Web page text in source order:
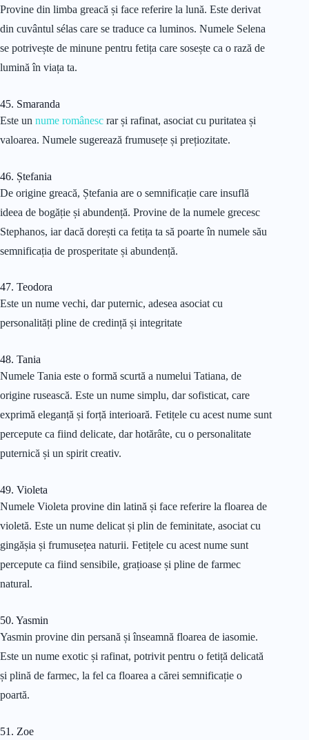
Provine din limba greacă și face referire la lună. Este derivat
din cuvântul sélas care se traduce ca luminos. Numele Selena
se potrivește de minune pentru fetița care sosește ca o rază de
lumină în viața ta.
45. Smaranda
Este un nume românesc rar și rafinat, asociat cu puritatea și
valoarea. Numele sugerează frumusețe și prețiozitate.
46. Ștefania
De origine greacă, Ștefania are o semnificație care insuflă
ideea de bogăție și abundență. Provine de la numele grecesc
Stephanos, iar dacă dorești ca fetița ta să poarte în numele său
semnificația de prosperitate și abundență.
47. Teodora
Este un nume vechi, dar puternic, adesea asociat cu
personalități pline de credință și integritate
48. Tania
Numele Tania este o formă scurtă a numelui Tatiana, de
origine rusească. Este un nume simplu, dar sofisticat, care
exprimă eleganță și forță interioară. Fetițele cu acest nume sunt
percepute ca fiind delicate, dar hotărâte, cu o personalitate
puternică și un spirit creativ.
49. Violeta
Numele Violeta provine din latină și face referire la floarea de
violetă. Este un nume delicat și plin de feminitate, asociat cu
gingășia și frumusețea naturii. Fetițele cu acest nume sunt
percepute ca fiind sensibile, grațioase și pline de farmec
natural.
50. Yasmin
Yasmin provine din persană și înseamnă floarea de iasomie.
Este un nume exotic și rafinat, potrivit pentru o fetiță delicată
și plină de farmec, la fel ca floarea a cărei semnificație o
poartă.
51. Zoe